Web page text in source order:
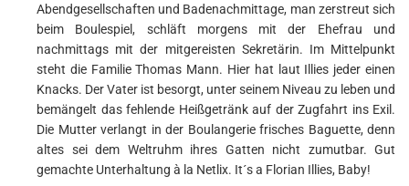
Abendgesellschaften und Badenachmittage, man zerstreut sich
beim Boulespiel, schläft morgens mit der Ehefrau und
nachmittags mit der mitgereisten Sekretärin. Im Mittelpunkt
steht die Familie Thomas Mann. Hier hat laut Illies jeder einen
Knacks. Der Vater ist besorgt, unter seinem Niveau zu leben und
bemängelt das fehlende Heißgetränk auf der Zugfahrt ins Exil.
Die Mutter verlangt in der Boulangerie frisches Baguette, denn
altes sei dem Weltruhm ihres Gatten nicht zumutbar. Gut
gemachte Unterhaltung à la Netlix. It´s a Florian Illies, Baby!